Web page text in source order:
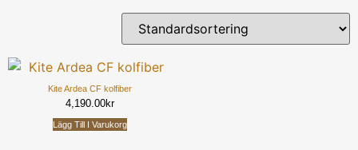
Kite Ardea CF kolfiber
4,190.00kr
Lägg Till I Varukorg